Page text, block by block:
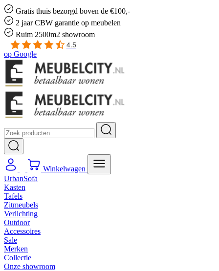
Gratis thuis bezorgd boven de €100,-
2 jaar CBW garantie op meubelen
Ruim 2500m2 showroom
4.5
op Google
Winkelwagen
UrbanSofa
Kasten
Tafels
Zitmeubels
Verlichting
Outdoor
Accessoires
Sale
Merken
Collectie
Onze showroom